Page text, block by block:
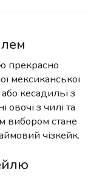
прекрасно
мексиканської
кесадильї з
з чилі та
вибором стане
чізкейк.